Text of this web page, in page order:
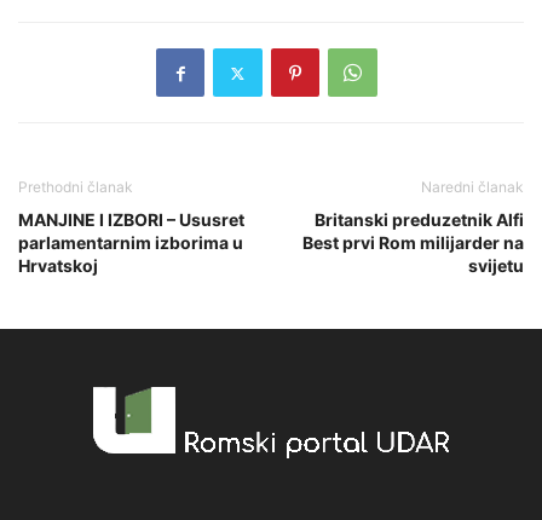
Prethodni članak
MANJINE I IZBORI – Ususret
parlamentarnim izborima u
Hrvatskoj
Naredni članak
Britanski preduzetnik Alfi
Best prvi Rom milijarder na
svijetu